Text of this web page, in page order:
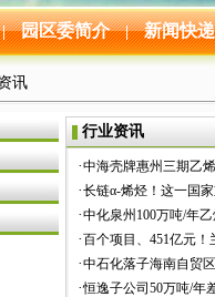
| 园区委简介 | 新闻快递
讯
行业资讯
·中海壳牌惠州三期乙
·长链α-烯烃！这一国
·中化泉州100万吨/年
·百个项目、451亿元
·中石化落子海南自贸
·恒逸子公司50万吨/年